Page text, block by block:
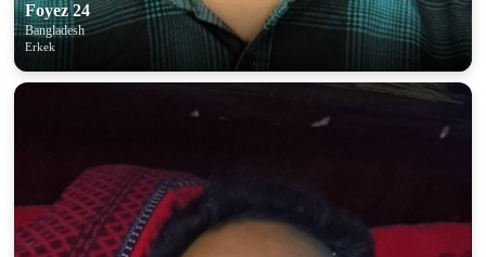
Foyez 24
Bangladesh
Erkek